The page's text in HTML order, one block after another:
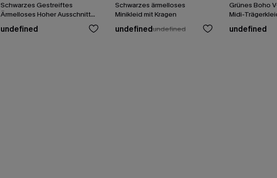
Schwarzes Gestreiftes
Ärmelloses Hoher Ausschnitt
Minikleid
undefined
Schwarzes ärmelloses
Minikleid mit Kragen
undefinedundefined
Grünes Boho
Midi-
undefined